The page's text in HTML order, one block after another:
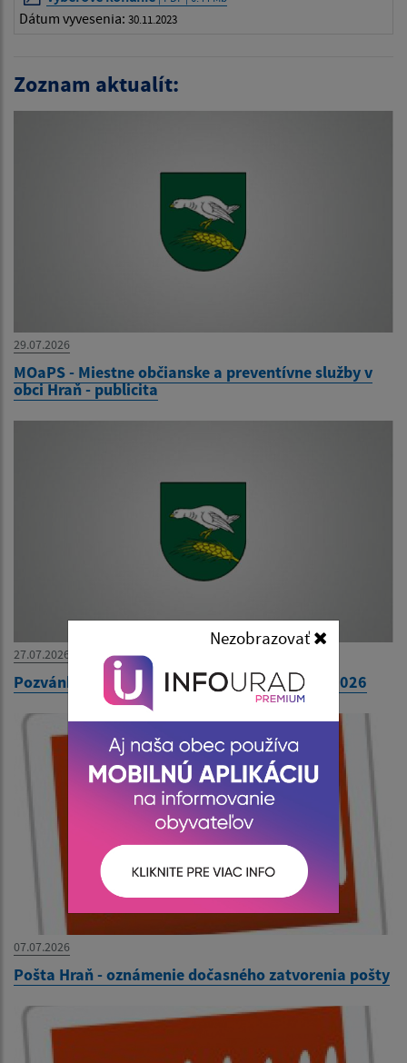
Dátum vyvesenia: 30.11.2023
Zoznam aktualít:
29.07.2026
MOaPS - Miestne občianske a preventívne služby v
obci Hraň - publicita
27.07.2026
Pozvánka na 31. zasadnutie OZ dňa 30. júla 2026
07.07.2026
Pošta Hraň - oznámenie dočasného zatvorenia pošty
Nezobrazovať